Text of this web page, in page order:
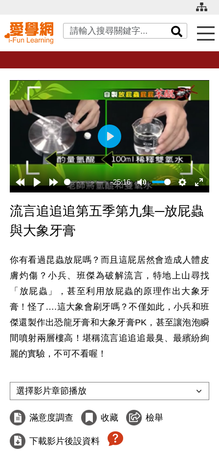
關鍵字搜尋
-25:16
播
放
流言追追追第五季第九集─放屁蟲
與大象牙膏
你有看過昆蟲放屁嗎？而且這屁居然會造成人體皮
膚灼傷？小兵、班傑為破解流言，特地上山尋找
「放屁蟲」，甚至利用放屁蟲的原理作出大象牙
膏！怪了….這大象會刷牙嗎？不僅如此，小兵和班
傑還製作出恐龍牙膏和大象牙膏PK，甚至讓泡泡瞬
間噴射兩層樓高！堪稱流言追追追最臭、最繽紛絢
麗的實驗，不可不看喔！
滿意度調查 收藏 檢舉
下載影片後設資料